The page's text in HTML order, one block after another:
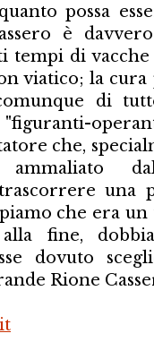
possa
è
tempi di
viatico; la cura
di
che,
una
che era
fine,
dovuto
Rione